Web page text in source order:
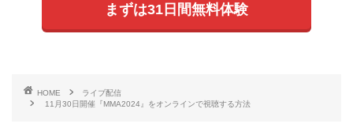
まずは31日間無料体験
HOME
ライブ配信
11月30日開催『MMA2024』をオンラインで視聴する方法